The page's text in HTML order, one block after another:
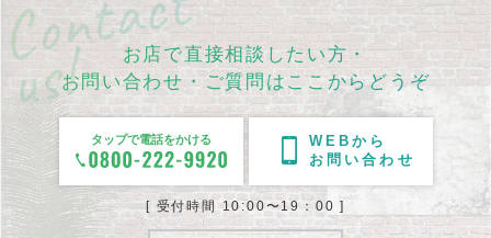
お店で直接相談したい方・
お問い合わせ・ご質問はここからどうぞ
タップで電話をかける
WEBから
お問い合わせ
[ 受付時間 10:00〜19：00 ]